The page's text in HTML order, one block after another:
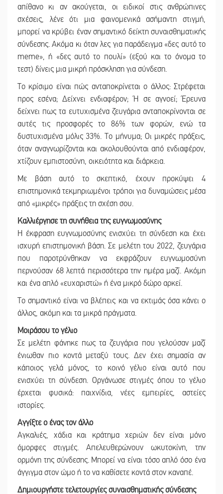
απίθανο κι αν ακούγεται, οι ειδικοί στις ανθρώπινες
σχέσεις, λένε ότι μια φαινομενικά ασήμαντη στιγμή,
μπορεί να κρύβει έναν σημαντικό δείκτη συναισθηματικής
σύνδεσης. Ακόμα κι όταν λες για παράδειγμα «δες αυτό το
meme», ή «δες αυτό το πουλί» (εξού και το όνομα το
τεστ) δίνεις μια μικρή πρόσκληση για σύνδεση.
Το κρίσιμο είναι πώς ανταποκρίνεται ο άλλος: Στρέφεται
προς εσένα; Δείχνει ενδιαφέρον; Ή σε αγνοεί; Έρευνα
δείχνει πως τα ευτυχισμένα ζευγάρια ανταποκρίνονται σε
αυτές τις προσφορές το 86% των φορών, ενώ τα
δυστυχισμένα μόλις 33%. Το μήνυμα; Οι μικρές πράξεις,
όταν αναγνωρίζονται και ακολουθούνται από ενδιαφέρον,
χτίζουν εμπιστοσύνη, οικειότητα και διάρκεια.
Με βάση αυτό το σκεπτικό, έχουν προκύψει 4
επιστημονικά τεκμηριωμένοι τρόποι για δυναμώσεις μέσα
από «μικρές» πράξεις τη σχέση σου.
Καλλιέργησε τη συνήθεια της ευγνωμοσύνης
Η έκφραση ευγνωμοσύνης ενισχύει τη σύνδεση και έχει
ισχυρή επιστημονική βάση. Σε μελέτη του 2022, ζευγάρια
που παροτρύνθηκαν να εκφράζουν ευγνωμοσύνη
περνούσαν 68 λεπτά περισσότερα την ημέρα μαζί. Ακόμη
και ένα απλό «ευχαριστώ» ή ένα μικρό δώρο αρκεί.
Το σημαντικό είναι να βλέπεις και να εκτιμάς όσα κάνει ο
άλλος, ακόμη και τα μικρά πράγματα.
Μοιράσου το γέλιο
Σε μελέτη φάνηκε πως τα ζευγάρια που γελούσαν μαζί
ένιωθαν πιο κοντά μεταξύ τους. Δεν έχει σημασία αν
κάποιος γελά μόνος, το κοινό γέλιο είναι αυτό που
ενισχύει τη σύνδεση. Οργάνωσε στιγμές όπου το γέλιο
έρχεται φυσικά: παιχνίδια, νέες εμπειρίες, αστείες
ιστορίες.
Αγγίξτε ο ένας τον άλλο
Αγκαλιές, χάδια και κράτημα χεριών δεν είναι μόνο
όμορφες στιγμές. Απελευθερώνουν ωκυτοκίνη, την
ορμόνη της σύνδεσης. Μπορεί να είναι τόσο απλό όσο ένα
άγγιγμα στον ώμο ή το να καθίσετε κοντά στον καναπέ.
Δημιουργήστε τελετουργίες συναισθηματικής σύνδεσης